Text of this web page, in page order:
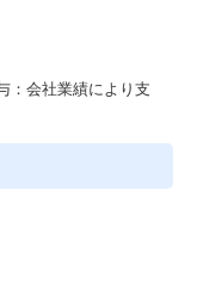
：会社業績により支